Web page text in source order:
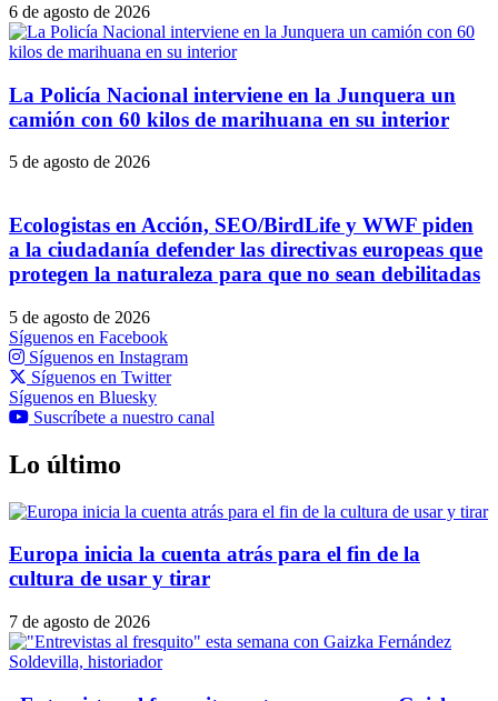
6 de agosto de 2026
La Policía Nacional interviene en la Junquera un
camión con 60 kilos de marihuana en su interior
5 de agosto de 2026
Ecologistas en Acción, SEO/BirdLife y WWF piden
a la ciudadanía defender las directivas europeas que
protegen la naturaleza para que no sean debilitadas
5 de agosto de 2026
Síguenos en Facebook
Síguenos en Instagram
Síguenos en Twitter
Síguenos en Bluesky
Suscríbete a nuestro canal
Lo último
Europa inicia la cuenta atrás para el fin de la
cultura de usar y tirar
7 de agosto de 2026